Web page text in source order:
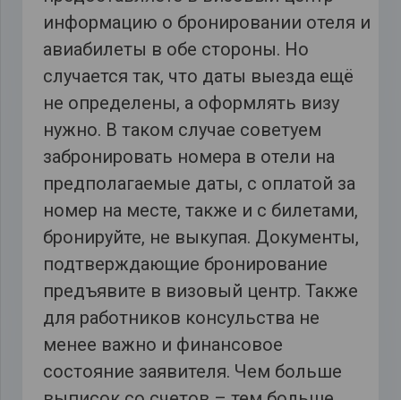
информацию о бронировании отеля и
авиабилеты в обе стороны. Но
случается так, что даты выезда ещё
не определены, а оформлять визу
нужно. В таком случае советуем
забронировать номера в отели на
предполагаемые даты, с оплатой за
номер на месте, также и с билетами,
бронируйте, не выкупая. Документы,
подтверждающие бронирование
предъявите в визовый центр. Также
для работников консульства не
менее важно и финансовое
состояние заявителя. Чем больше